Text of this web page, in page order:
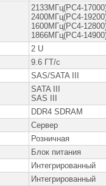
2133МГц(PC4-
2400МГц(PC4-
1600МГц(PC4-
1866МГц(PC4-
2 U
9.6 ГТ/с
SAS/SATA III
SATA III
SAS III
DDR4 SDRAM
Сервер
Розничная
Блок питания
Интегрированный
Интегрированный